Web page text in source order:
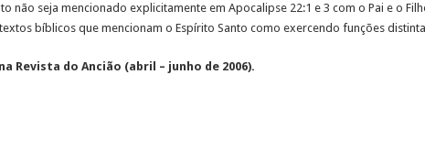
não seja mencionado explicitamente em Apocalipse 22:1 e 3 com o Pai e o
bíblicos que mencionam o Espírito Santo como exercendo funções
Revista do Ancião (abril – junho de 2006).